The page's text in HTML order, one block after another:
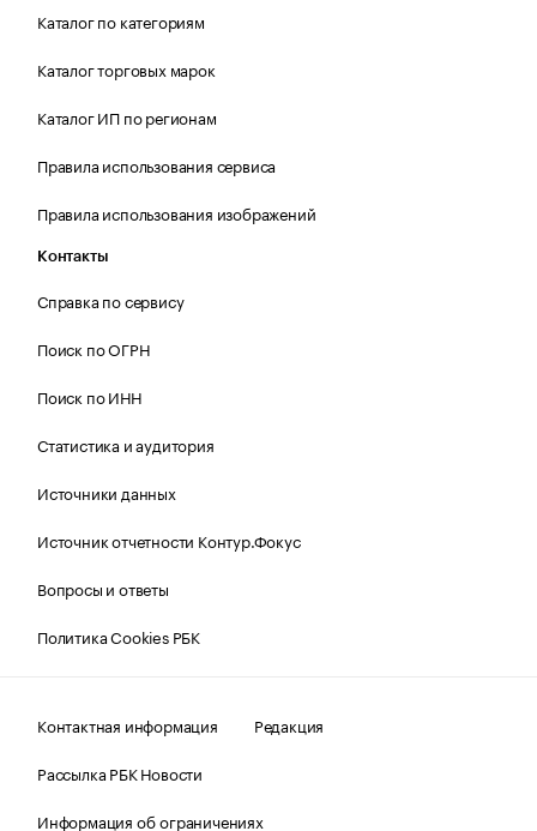
Каталог по категориям
Каталог торговых марок
Каталог ИП по регионам
Правила использования сервиса
Правила использования изображений
Контакты
Справка по сервису
Поиск по ОГРН
Поиск по ИНН
Статистика и аудитория
Источники данных
Источник отчетности Контур.Фокус
Вопросы и ответы
Политика Cookies РБК
Контактная информация
Редакция
Рассылка РБК Новости
Информация об ограничениях